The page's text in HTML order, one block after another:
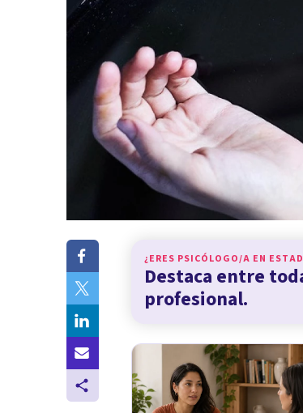
¿ERES PSICÓLOGO/A EN
Destaca entre
profesional.